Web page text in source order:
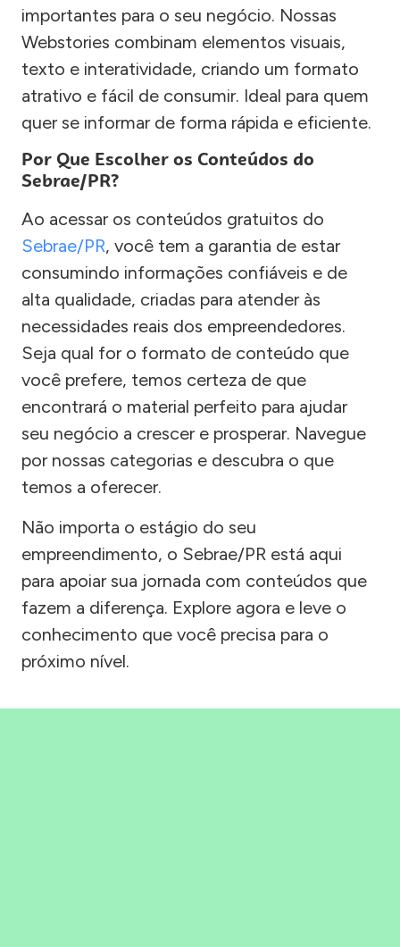
importantes para o seu negócio. Nossas
Webstories combinam elementos visuais,
texto e interatividade, criando um formato
atrativo e fácil de consumir. Ideal para quem
quer se informar de forma rápida e eficiente.
Por Que Escolher os Conteúdos do
Sebrae/PR?
Ao acessar os conteúdos gratuitos do
Sebrae/PR, você tem a garantia de estar
consumindo informações confiáveis e de
alta qualidade, criadas para atender às
necessidades reais dos empreendedores.
Seja qual for o formato de conteúdo que
você prefere, temos certeza de que
encontrará o material perfeito para ajudar
seu negócio a crescer e prosperar. Navegue
por nossas categorias e descubra o que
temos a oferecer.
Não importa o estágio do seu
empreendimento, o Sebrae/PR está aqui
para apoiar sua jornada com conteúdos que
fazem a diferença. Explore agora e leve o
conhecimento que você precisa para o
próximo nível.